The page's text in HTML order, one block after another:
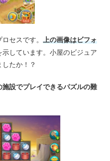
セスです。 上の画像はビフォ
示しています。小屋のビジュア
たか！？
施設でプレイできるパズルの難